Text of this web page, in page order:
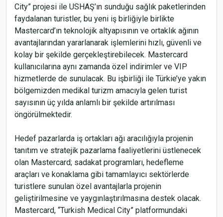
City” projesi ile USHAŞ’ın sunduğu sağlık paketlerinden
faydalanan turistler, bu yeni iş birliğiyle birlikte
Mastercard’ın teknolojik altyapısının ve ortaklık ağının
avantajlarından yararlanarak işlemlerini hızlı, güvenli ve
kolay bir şekilde gerçekleştirebilecek. Mastercard
kullanıcılarına aynı zamanda özel indirimler ve VIP
hizmetlerde de sunulacak. Bu işbirliği ile Türkie’ye yakın
bölgemizden medikal turizm amacıyla gelen turist
sayısının üç yılda anlamlı bir şekilde artırılması
öngörülmektedir.
Hedef pazarlarda iş ortakları ağı aracılığıyla projenin
tanıtım ve stratejik pazarlama faaliyetlerini üstlenecek
olan Mastercard; sadakat programları, hedefleme
araçları ve konaklama gibi tamamlayıcı sektörlerde
turistlere sunulan özel avantajlarla projenin
geliştirilmesine ve yaygınlaştırılmasına destek olacak.
Mastercard, “Turkish Medical City” platformundaki